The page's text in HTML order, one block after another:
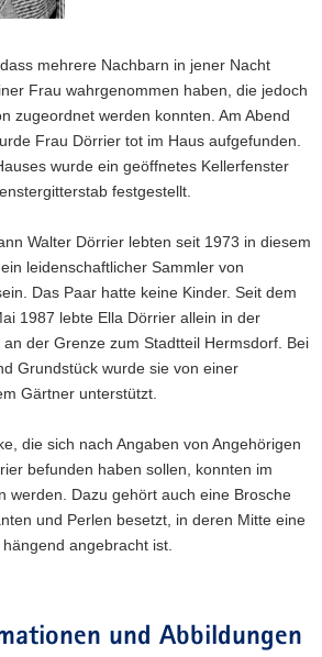
mehrere Nachbarn in jener Nacht
Frau wahrgenommen haben, die jedoch
zugeordnet werden konnten. Am Abend
Frau Dörrier tot im Haus aufgefunden.
wurde ein geöffnetes Kellerfenster
festgestellt.
Walter Dörrier lebten seit 1973 in diesem
leidenschaftlicher Sammler von
Das Paar hatte keine Kinder. Seit dem
1987 lebte Ella Dörrier allein in der
der Grenze zum Stadtteil Hermsdorf. Bei
Grundstück wurde sie von einer
Gärtner unterstützt.
die sich nach Angaben von Angehörigen
befunden haben sollen, konnten im
werden. Dazu gehört auch eine Brosche
und Perlen besetzt, in deren Mitte eine
angebracht ist.
und Abbildungen